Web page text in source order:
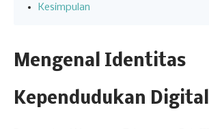
Kesimpulan
Mengenal Identitas
Kependudukan Digital